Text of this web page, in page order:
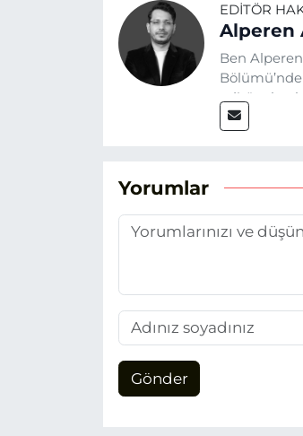
EDITÖR
Alperen
Ben Alperen
editör
siyasi
Yorumlar
Gönder